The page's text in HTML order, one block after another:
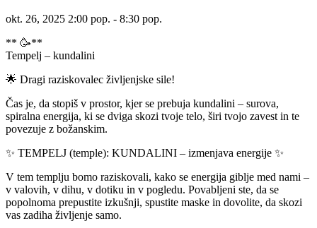
okt. 26, 2025 2:00 pop. - 8:30 pop.
** 🥳**
Tempelj – kundalini
🌟 Dragi raziskovalec življenjske sile!
Čas je, da stopiš v prostor, kjer se prebuja kundalini – surova,
spiralna energija, ki se dviga skozi tvoje telo, širi tvojo zavest in te
povezuje z božanskim.
✨ TEMPELJ (temple): KUNDALINI – izmenjava energije ✨
V tem templju bomo raziskovali, kako se energija giblje med nami –
v valovih, v dihu, v dotiku in v pogledu. Povabljeni ste, da se
popolnoma prepustite izkušnji, spustite maske in dovolite, da skozi
vas zadiha življenje samo.